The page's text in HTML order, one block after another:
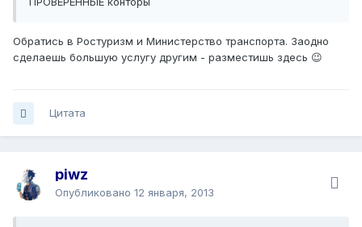
Обратись в Ростуризм и Министерство транспорта. Заодно
сделаешь большую услугу другим - разместишь здесь 😉
Цитата
piwz
Опубликовано 12 января, 2013